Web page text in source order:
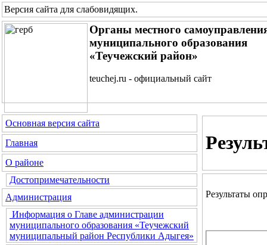
Версия сайта для слабовидящих.
Органы местного
муниципального образования
«Теучежский район»
teuchej.ru - официальный сайт
Основная версия сайта
Главная
О районе
Достопримечательности
Администрация
Информация о Главе администрации
муниципального образования «Теучежский
муниципальный район Республики Адыгея»
Результаты